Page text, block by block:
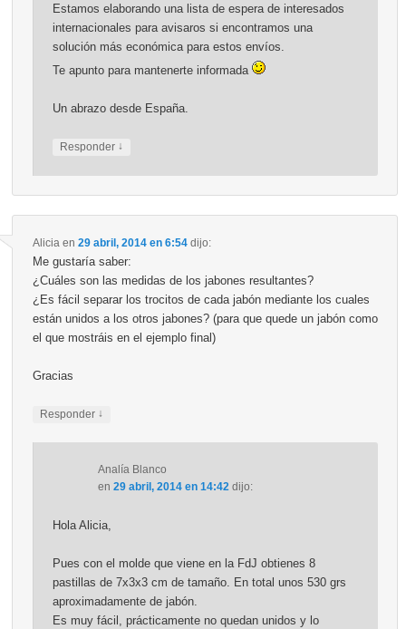
Estamos elaborando una lista de espera de interesados
internacionales para avisaros si encontramos una
solución más económica para estos envíos.
Te apunto para mantenerte informada
Un abrazo desde España.
Responder ↓
Aliciaen 29 abril, 2014 en 6:54 dijo:
Me gustaría saber:
¿Cuáles son las medidas de los jabones resultantes?
¿Es fácil separar los trocitos de cada jabón mediante los cuales
están unidos a los otros jabones? (para que quede un jabón como
el que mostráis en el ejemplo final)
Gracias
Responder ↓
Analía Blanco
en 29 abril, 2014 en 14:42 dijo:
Hola Alicia,
Pues con el molde que viene en la FdJ obtienes 8
pastillas de 7x3x3 cm de tamaño. En total unos 530 grs
aproximadamente de jabón.
Es muy fácil, prácticamente no quedan unidos y lo